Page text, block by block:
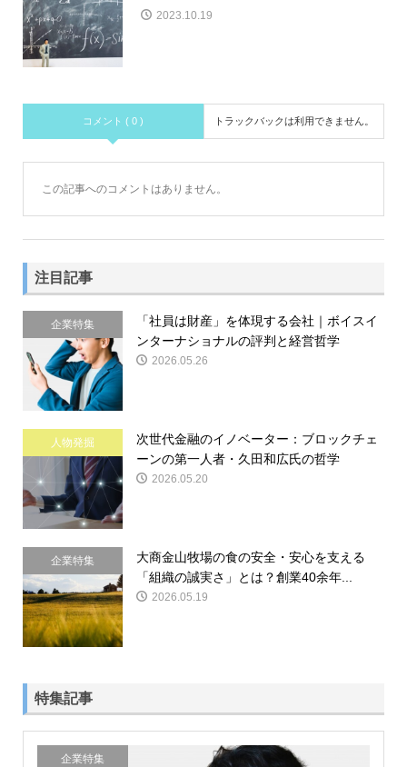
2023.10.19
コメント ( 0 ) トラックバックは利用できません。
この記事へのコメントはありません。
注目記事
企業特集
「社員は財産」を体現する会社｜ボイスイ
ンターナショナルの評判と経営哲学
2026.05.26
人物発掘
次世代金融のイノベーター：ブロックチェ
ーンの第一人者・久田和広氏の哲学
2026.05.20
企業特集
大商金山牧場の食の安全・安心を支える
「組織の誠実さ」とは？創業40余年...
2026.05.19
特集記事
企業特集